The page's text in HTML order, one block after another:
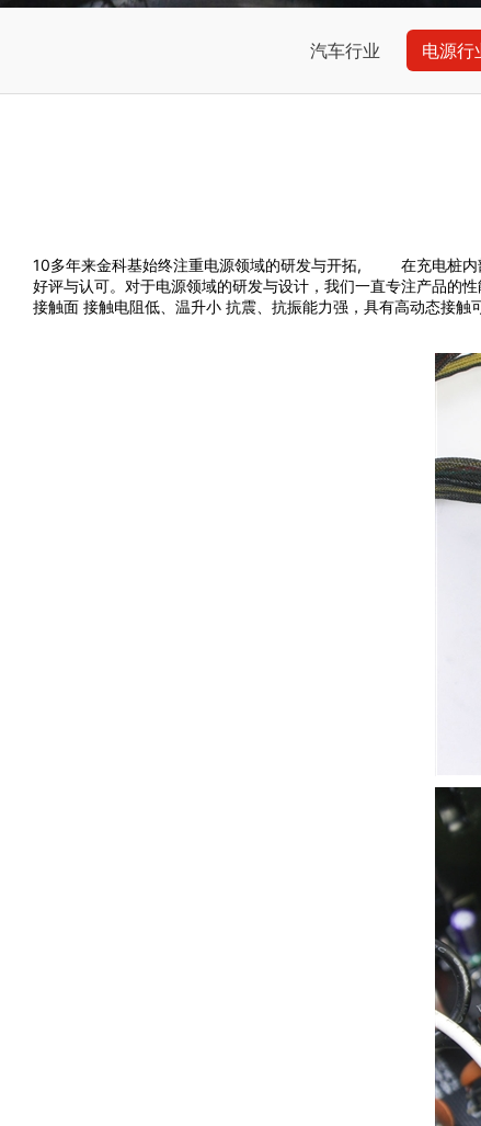
汽车行业 电源行
10多年来金科基始终注重电源领域的研发与开拓, 在充电桩内
好评与认可。对于电源领域的研发与设计，我们一直专注产品的
接触面 接触电阻低、温升小 抗震、抗振能力强，具有高动态接